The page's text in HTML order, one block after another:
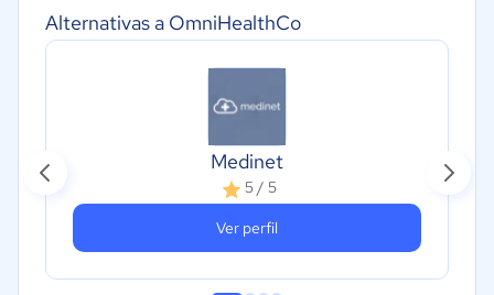
Alternativas a OmniHealthCo
Medinet
5 / 5
Ver perfil